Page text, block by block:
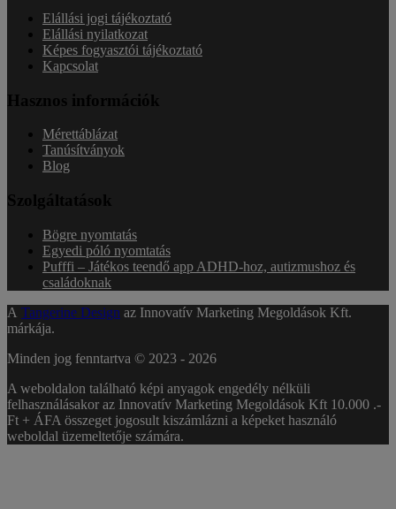
Elállási jogi tájékoztató
Elállási nyilatkozat
Képes fogyasztói tájékoztató
Kapcsolat
Hasznos információk
Mérettáblázat
Tanúsítványok
Blog
Szolgáltatások
Bögre nyomtatás
Egyedi póló nyomtatás
Pufffi – Játékos teendő app ADHD-hoz, autizmushoz és
családoknak
A Tangerine Design az Innovatív Marketing Megoldások Kft.
márkája.
Minden jog fenntartva © 2023 - 2026
A weboldalon található képi anyagok engedély nélküli
felhasználásakor az Innovatív Marketing Megoldások Kft 10.000 .-
Ft + ÁFA összeget jogosult kiszámlázni a képeket használó
weboldal üzemeltetője számára.